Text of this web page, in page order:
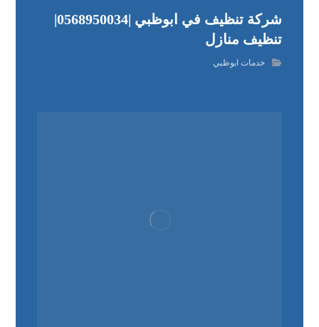
شركة تنظيف في ابوظبي |0568950034|
تنظيف منازل
خدمات ابوظبي